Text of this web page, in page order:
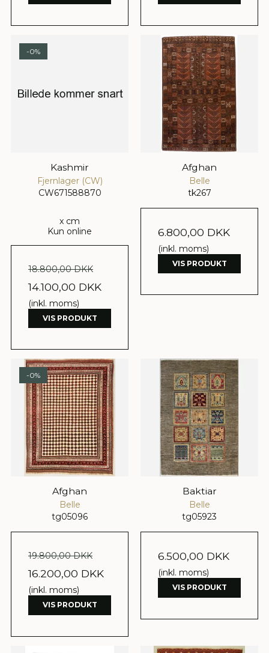
-0%
Kashmir
Fjernlager (CW)
CW671588870
x cm
Kun online
18.800,00 DKK
14.100,00 DKK
(inkl. moms)
VIS PRODUKT
Afghan
Belle
tk267
6.800,00 DKK
(inkl. moms)
VIS PRODUKT
-0%
Afghan
Belle
tg05096
19.800,00 DKK
16.200,00 DKK
(inkl. moms)
VIS PRODUKT
Baktiar
Belle
tg05923
6.500,00 DKK
(inkl. moms)
VIS PRODUKT